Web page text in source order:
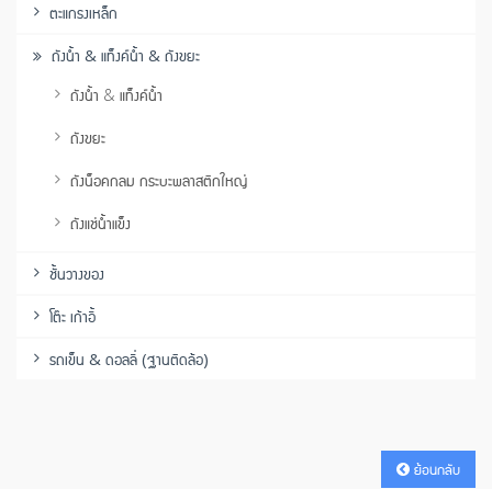
ตะแกรงเหล็ก
ถังน้ำ & แท็งค์น้ำ & ถังขยะ
ถังน้ำ & แท็งค์น้ำ
ถังขยะ
ถังน็อคกลม กระบะพลาสติกใหญ่
ถังแช่น้ำแข็ง
ชั้นวางของ
โต๊ะ เก้าอี้
รถเข็น & ดอลลี่ (ฐานติดล้อ)
ย้อนกลับ